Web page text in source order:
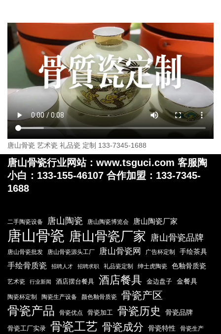
唐山骨瓷 艺术瓷 礼品瓷 定制 133-7345-1688
唐山骨瓷行业网站：www.tsguci.com 客服陶
小白：133-155-46107 合作加盟：133-7345-
1688
二手陶瓷设备 唐山陶瓷 唐山陶瓷博览会 唐山陶瓷厂家
唐山骨瓷 唐山骨瓷厂家 唐山骨瓷品牌
唐山骨瓷批发 唐山骨瓷源头工厂 唐山骨瓷网 广告杯定制 手绘茶具
手绘骨质瓷 招聘人才 招聘求职 礼品瓷定制 绅士虎陶瓷 色釉骨质瓷
艺术瓷 行业新闻 酒店摆台餐具 酒店餐具 金边盘子 金餐具
陶瓷杯定制 陶瓷生产设备 颜色釉骨质瓷 骨瓷产区
骨瓷产品 骨瓷优点 骨瓷加工 骨瓷历史 骨瓷品牌
骨瓷工厂实录 骨瓷工艺 骨瓷成分 骨瓷特性 骨瓷生产